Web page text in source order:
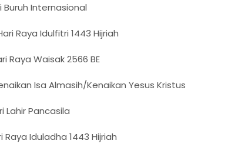
Buruh Internasional
Raya Idulfitri 1443 Hijriah
Raya Waisak 2566 BE
Isa Almasih/Kenaikan Yesus Kristus
Lahir Pancasila
Raya Iduladha 1443 Hijriah